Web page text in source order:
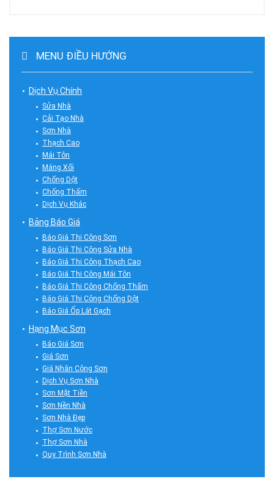
MENU ĐIỀU HƯỚNG
Dịch Vụ Chính
Sửa Nhà
Cải Tạo Nhà
Sơn Nhà
Thạch Cao
Mái Tôn
Máng Xối
Chống Dột
Chống Thấm
Dịch Vụ Khác
Bảng Báo Giá
Báo Giá Thi Công Sơn
Báo Giá Thi Công Sửa Nhà
Báo Giá Thi Công Thạch Cao
Báo Giá Thi Công Mái Tôn
Báo Giá Thi Công Chống Thấm
Báo Giá Thi Công Chống Dột
Báo Giá Ốp Lát Gạch
Hạng Mục Sơn
Báo Giá Sơn
Giá Sơn
Giá Nhân Công Sơn
Dịch Vụ Sơn Nhà
Sơn Mặt Tiền
Sơn Nền Nhà
Sơn Nhà Đẹp
Thợ Sơn Nước
Thợ Sơn Nhà
Quy Trình Sơn Nhà